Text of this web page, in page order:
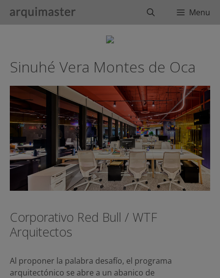
BuscarMenu
Sinuhé Vera Montes de Oca
Corporativo Red Bull / WTF
Arquitectos
Al proponer la palabra desafío, el programa
arquitectónico se abre a un abanico de